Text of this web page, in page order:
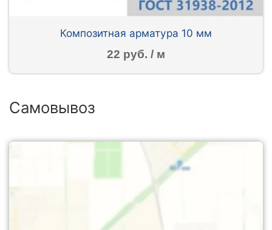
Композитная арматура 10 мм
22 руб. / м
Самовывоз